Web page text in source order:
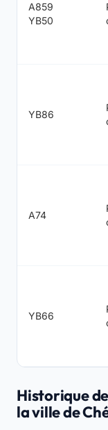
A859
YB50
YB86
A74
YB66
Historique
la ville de